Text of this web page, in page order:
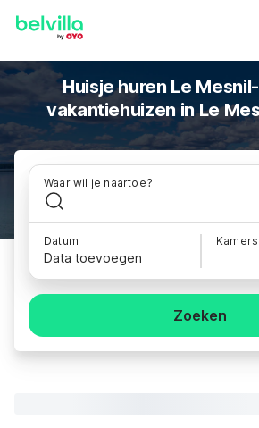
Huisje huren Le
vakantiehuizen in Le
Waar wil je naartoe?
Datum
Data toevoegen
Zoeken